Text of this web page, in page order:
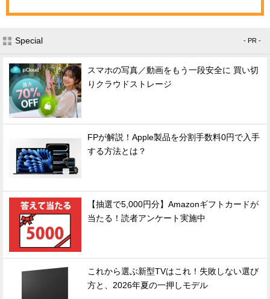
Special - PR -
スマホの写真／動画をもう一段安全に 買い切
りクラウドストレージ
FPが解説！Apple製品を分割手数料0円で入手
する方法とは？
【抽選で5,000円分】Amazonギフトカードが
当たる！読者アンケート実施中
これから選ぶ新型TVはこれ！失敗しない選び
方と、2026年夏の一押しモデル